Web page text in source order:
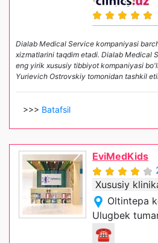
Dialab Medical Service kompaniyasi
xizmatlarini taqdim etadi. Dialab Medical
eng yirik xususiy tibbiyot kompaniyasi
Yurievich Ostrovskiy tomonidan tashkil
>>> Batafsil
EviMedKids
Xususiy
Oltintepa
Ulugbek
☎